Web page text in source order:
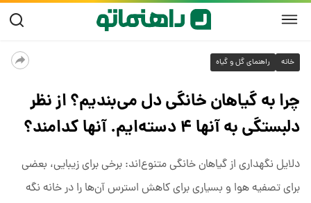
خانه راهنمای گل و گیاه
چرا به گیاهان خانگی دل می‌بندیم؟ از نظر
دلبستگی به آنها ۴ دسته‌ایم. آنها کدامند؟
دلایل نگهداری از گیاهان خانگی متنوع‌اند: برخی برای زیبایی، بعضی
برای تصفیه هوا و بسیاری برای کاهش استرس آن‌ها را در خانه نگه